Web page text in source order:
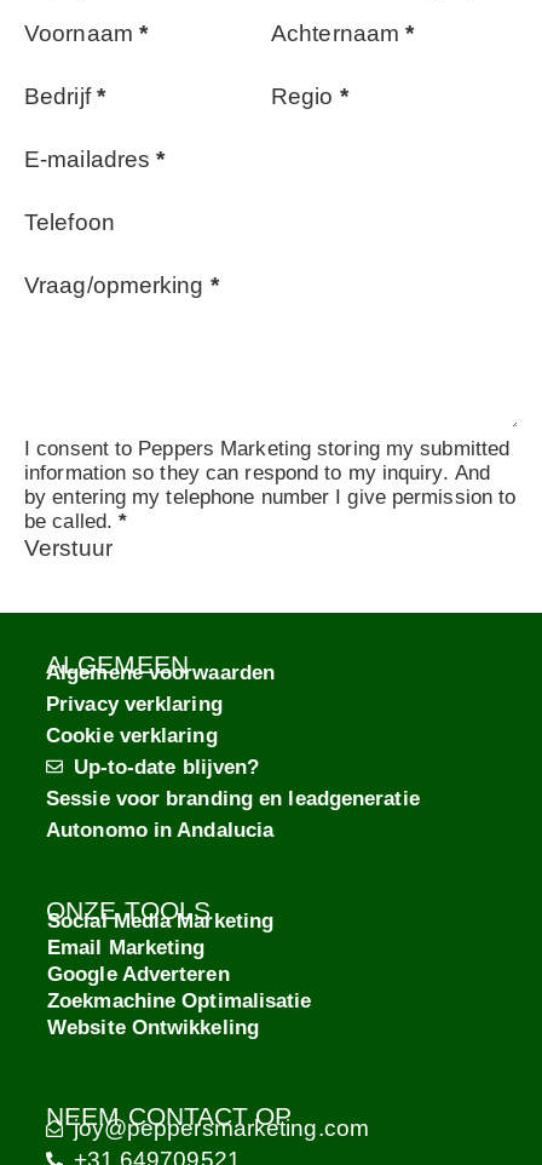
Voornaam * Achternaam *
Bedrijf * Regio *
E-mailadres *
Telefoon
Vraag/opmerking *
I consent to Peppers Marketing storing my submitted
information so they can respond to my inquiry. And
by entering my telephone number I give permission to
be called. *
Verstuur
ALGEMEEN
Algemene voorwaarden
Privacy verklaring
Cookie verklaring
Up-to-date blijven?
Sessie voor branding en leadgeneratie
Autonomo in Andalucia
ONZE TOOLS
Social Media Marketing
Email Marketing
Google Adverteren
Zoekmachine Optimalisatie
Website Ontwikkeling
NEEM CONTACT OP
joy@peppersmarketing.com